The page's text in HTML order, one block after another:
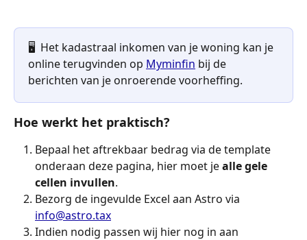
🖥️  Het kadastraal inkomen van je woning kan je
online terugvinden op Myminfin bij de
berichten van je onroerende voorheffing.
Hoe werkt het praktisch?
Bepaal het aftrekbaar bedrag via de template
onderaan deze pagina, hier moet je alle gele
cellen invullen.
Bezorg de ingevulde Excel aan Astro via
info@astro.tax
Indien nodig passen wij hier nog in aan